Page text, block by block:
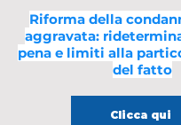
Riforma della
aggravata:
pena e limiti alla
del fatto
Clicca qui